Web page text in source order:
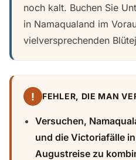
noch kalt. Buchen Sie
in Namaqualand im
vielversprechenden
! FEHLER, DIE MAN
Versuchen,
und die Victoriafälle
Augustreise zu